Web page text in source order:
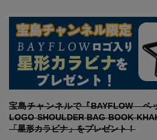
宝島チャンネルで『BAYFLOW ペ
LOGO SHOULDER BAG BOOK
「星形カラビナ」をプレゼント！